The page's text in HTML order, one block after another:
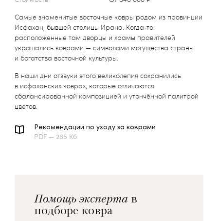
Самые знаменитые восточные ковры родом из провинции
Исфахан, бывшей столицы Ирана. Когда-то
расположенные там дворцы и храмы правителей
украшались коврами — символами могущества страны
и богатства восточной культуры.
В наши дни отзвуки этого великолепия сохранились
в исфаханских коврах, которые отличаются
сбалансированной композицией и утончённой палитрой
цветов.
Рекомендации по уходу за коврами
PDF — 265 Кб
Помощь эксперта в
подборе ковра